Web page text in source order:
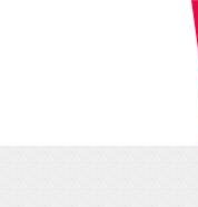
Gestion de vos